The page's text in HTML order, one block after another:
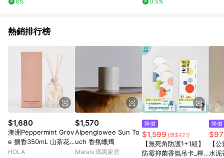
熱銷排行榜
$1,680
澳洲Peppermint Grov
e 擴香350mL 山茶花
與蓮花
HOLA
$1,570
Alpenglowee Sun To
uch 香氛蠟燭
Marais 瑪黑家居
降價
$1,599 (降$421)
【無死角防護1+1組】
防霉抑菌香氛吊卡_檸
降價
【
水泥